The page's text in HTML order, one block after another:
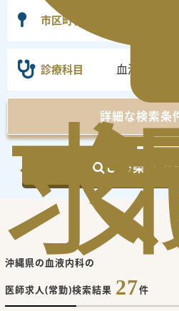
求
市区町村
診療科目 血液内科
詳細な検索条
この条件で
沖縄県の血液内科の
医師求人(常勤)検索結果 27件